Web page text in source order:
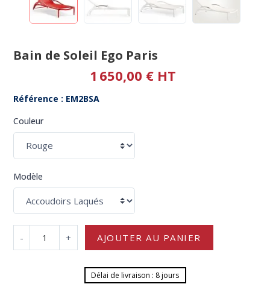
Bain de Soleil Ego Paris
1 650,00 € HT
Référence : EM2BSA
Couleur
Modèle
- + AJOUTER AU PANIER
Délai de livraison : 8 jours